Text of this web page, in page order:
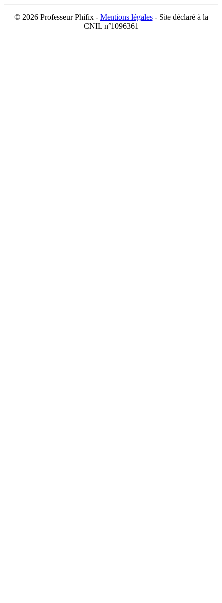
© 2026 Professeur Phifix - Mentions légales- Site déclaré à la
CNIL n°1096361